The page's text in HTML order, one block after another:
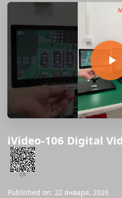
iVideo-106 Digital
QR
Published on: 22 января, 2026